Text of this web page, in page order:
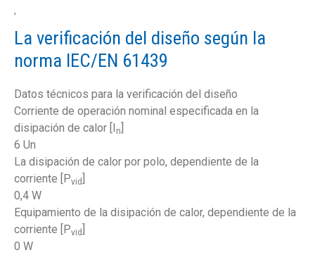
,
La verificación del diseño según la
norma IEC/EN 61439
Datos técnicos para la verificación del diseño
Corriente de operación nominal especificada en la
disipación de calor [I n
6 Un
La disipación de calor por polo, dependiente de la
corriente [Pvid
0,4 W
Equipamiento de la disipación de calor, dependiente de la
corriente [Pvid
0 W